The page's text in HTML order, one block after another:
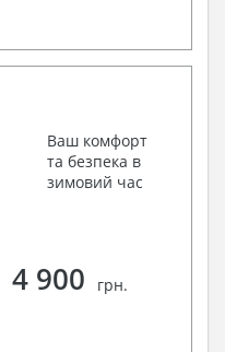
Ваш комфорт
та безпека в
зимовий час
4 900 грн.